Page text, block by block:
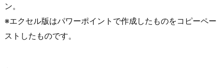
ン。
※エクセル版はパワーポイントで作成したものをコピーペー
ストしたものです。